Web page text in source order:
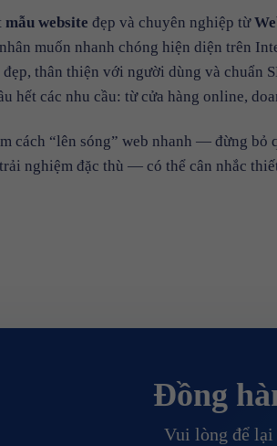
mẫu website đẹp và chuyên nghiệp từ
muốn nhanh chóng hiện diện trên
thân thiện với người dùng và chuẩn
hết các nhu cầu: từ cửa hàng online,
cách “lên sóng” web nhanh — đừng bỏ
nghiệm đặc thù — có thể cân nhắc
Đồng
Vui lòng để lại